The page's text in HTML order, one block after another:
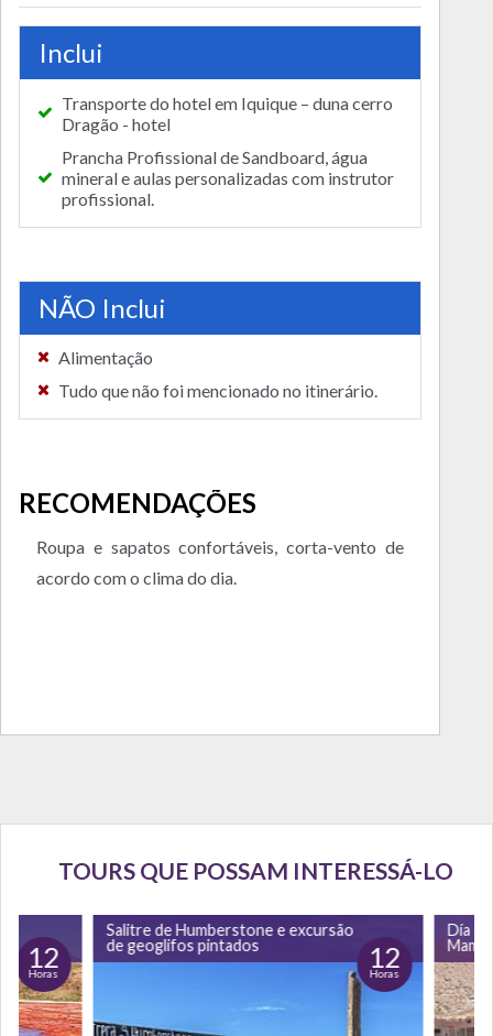
Inclui
Transporte do hotel em Iquique – duna cerro
Dragão - hotel
Prancha Profissional de Sandboard, água
mineral e aulas personalizadas com instrutor
profissional.
NÃO Inclui
Alimentação
Tudo que não foi mencionado no itinerário.
RECOMENDAÇÕES
Roupa e sapatos confortáveis, corta-vento de
acordo com o clima do dia.
TOURS QUE POSSAM INTERESSÁ-LO
Salitre de Humberstone e excursão
de geoglifos pintados
12
Día de
Mamiña